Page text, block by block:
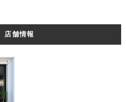
店舗情報